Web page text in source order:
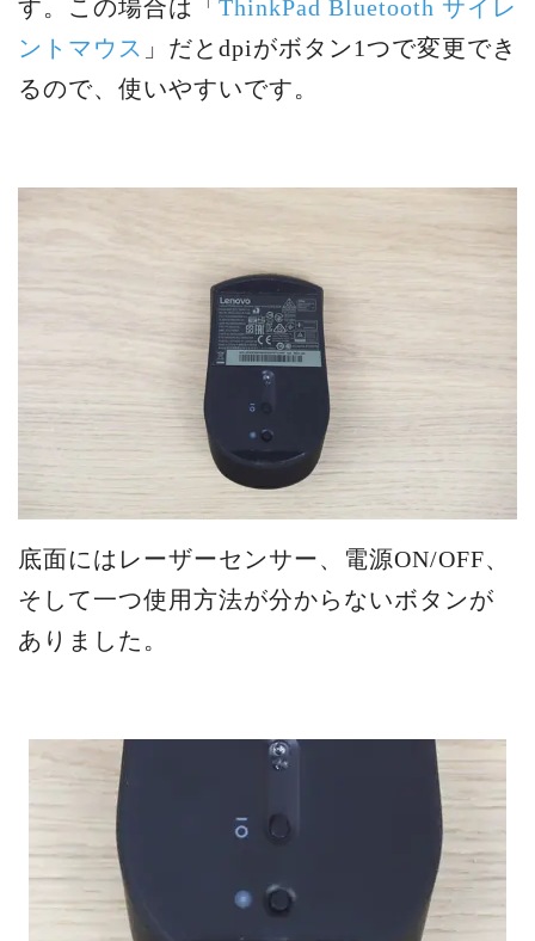
す。この場合は「ThinkPad Bluetooth サイレ
ントマウス 」だとdpiがボタン1つで変更でき
るので、使いやすいです。
底面にはレーザーセンサー、電源ON/OFF、
そして一つ使用方法が分からないボタンが
ありました。